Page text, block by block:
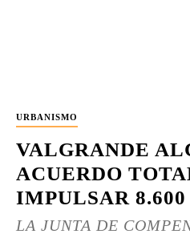
URBANISMO
VALGRANDE
ACUERDO
IMPULSAR
LA JUNTA DE